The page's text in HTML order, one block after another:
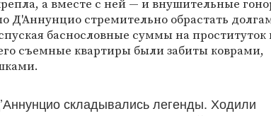
а вместе с ней — и внушительные
Д'Аннунцио стремительно обрастать
баснословные суммы на проституток
съемные квартиры были забиты коврами,
складывались легенды. Ходили